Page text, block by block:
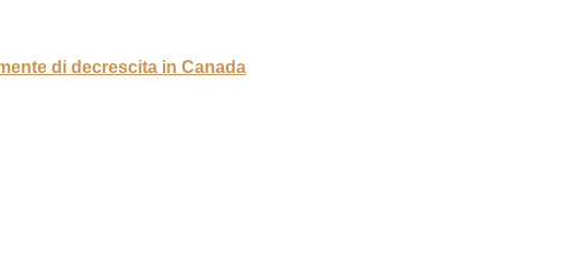
di decrescita in Canada